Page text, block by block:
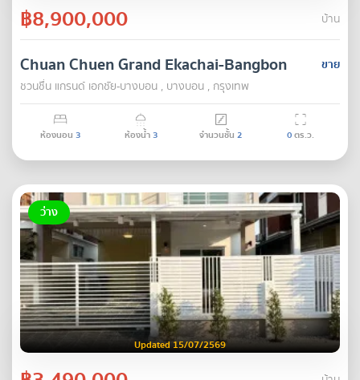
฿8,900,000 บ้าน
ขาย
Chuan Chuen Grand Ekachai-Bangbon
ชวนชื่น แกรนด์ เอกชัย-บางบอน , บางบอน , กรุงเทพ
ห้องนอน 3 ห้องน้ำ3 จำนวนชั้น 2 0ตร.ว.
ว่าง
Updated 15/07/2569